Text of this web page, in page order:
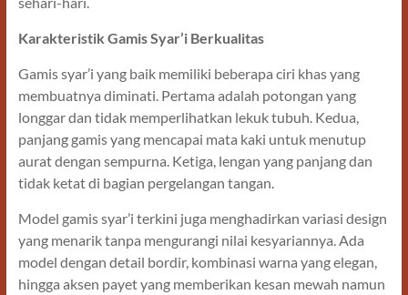
Karakteristik Gamis Syar’i Berkualitas
Gamis syar’i yang baik memiliki beberapa ciri khas yang
membuatnya diminati. Pertama adalah potongan yang
longgar dan tidak memperlihatkan lekuk tubuh. Kedua,
panjang gamis yang mencapai mata kaki untuk menutup
aurat dengan sempurna. Ketiga, lengan yang panjang dan
tidak ketat di bagian pergelangan tangan.
Model gamis syar’i terkini juga menghadirkan variasi design
yang menarik tanpa mengurangi nilai kesyariannya. Ada
model dengan detail bordir, kombinasi warna yang elegan,
hingga aksen payet yang memberikan kesan mewah namun